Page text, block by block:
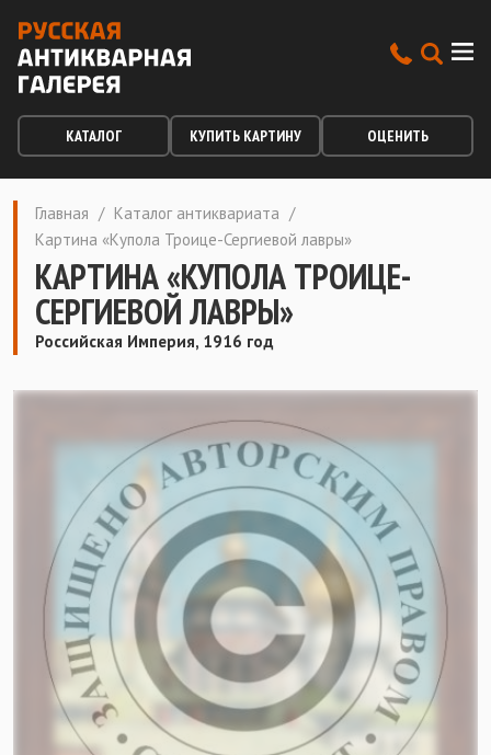
КАТАЛОГ КУПИТЬ КАРТИНУ ОЦЕНИТЬ
Главная / Каталог антиквариата /
Картина «Купола Троице-Сергиевой лавры»
КАРТИНА «КУПОЛА ТРОИЦЕ-
СЕРГИЕВОЙ ЛАВРЫ»
Российская Империя, 1916 год